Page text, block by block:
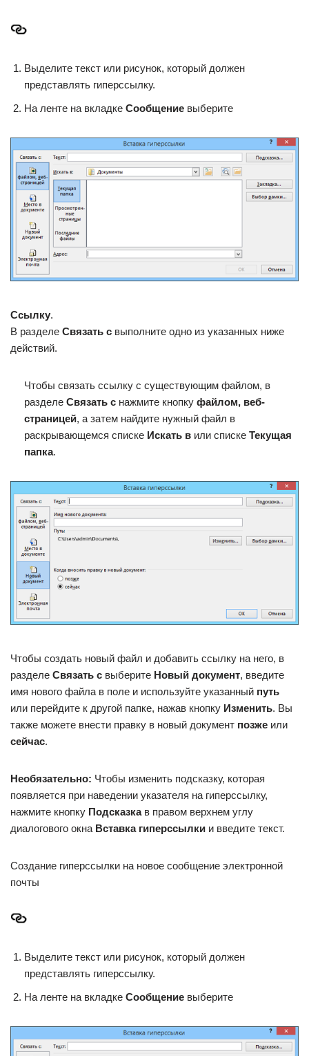
Выделите текст или рисунок, который должен
представлять гиперссылку.
На ленте на вкладке Сообщение выберите
Ссылку.
В разделе Связать с выполните одно из указанных ниже
действий.
Чтобы связать ссылку с существующим файлом, в
разделе Связать с нажмите кнопку файлом, веб-
страницей, а затем найдите нужный файл в
раскрывающемся списке Искать в или списке Текущая
папка.
Чтобы создать новый файл и добавить ссылку на него, в
разделе Связать с выберите Новый документ, введите
имя нового файла в поле и используйте указанный путь
или перейдите к другой папке, нажав кнопку Изменить. Вы
также можете внести правку в новый документ позже или
сейчас.
Необязательно: Чтобы изменить подсказку, которая
появляется при наведении указателя на гиперссылку,
нажмите кнопку Подсказкав правом верхнем углу
диалогового окна Вставка гиперссылки и введите текст.
Создание гиперссылки на новое сообщение электронной
почты
Выделите текст или рисунок, который должен
представлять гиперссылку.
На ленте на вкладке Сообщение выберите